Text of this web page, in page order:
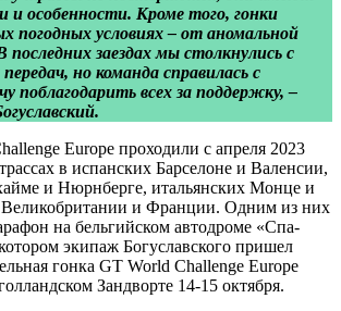
и особенности. Кроме того, гонки
погодных условиях – от аномальной
заездах мы столкнулись с
но команда справилась с
поблагодарить всех за поддержку, –
Europe проходили с апреля 2023
в испанских Барселоне и Валенсии,
и Нюрнберге, итальянских Монце и
и Франции. Одним из них
на бельгийском автодроме «Спа-
экипаж Богуславского пришел
гонка GT World Challenge Europe
Зандворте 14-15 октября.